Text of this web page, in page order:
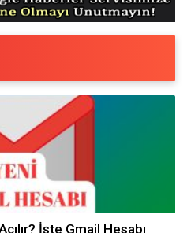
İşte Gmail Hesabı